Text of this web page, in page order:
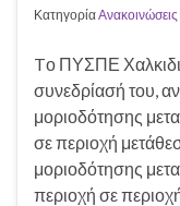
Κατηγορία
Tο ΠΥΣΠΕ
συνεδρίασή του,
μοριοδότησης
σε περιοχή
μοριοδότησης
περιοχή σε